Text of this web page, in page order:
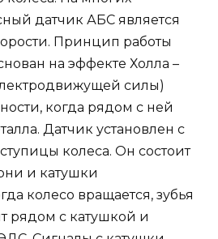
датчик АБС является
Принцип работы
на эффекте Холла –
силы)
когда рядом с ней
Датчик установлен с
колеса. Он состоит
и катушки
колесо вращается, зубья
рядом с катушкой и